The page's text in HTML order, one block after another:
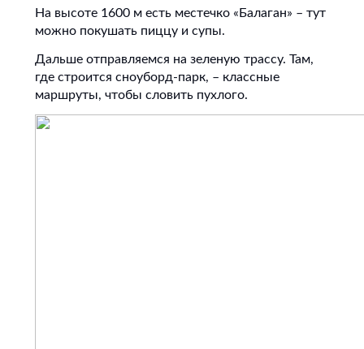
На высоте 1600 м есть местечко «Балаган» – тут
можно покушать пиццу и супы.
Дальше отправляемся на зеленую трассу. Там,
где строится сноуборд-парк, – классные
маршруты, чтобы словить пухлого.